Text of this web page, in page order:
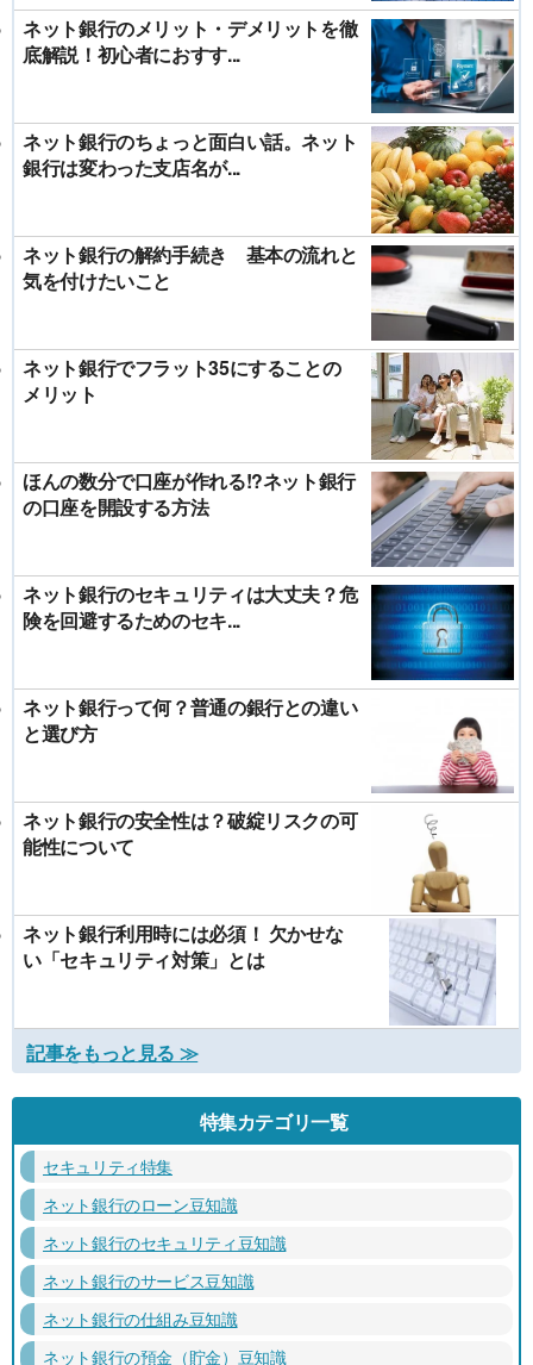
ネット銀行のメリット・デメリットを徹
底解説！初心者におすす...
ネット銀行のちょっと面白い話。ネット
銀行は変わった支店名が...
ネット銀行の解約手続き 基本の流れと
気を付けたいこと
ネット銀行でフラット35にすることの
メリット
ほんの数分で口座が作れる!?ネット銀行
の口座を開設する方法
ネット銀行のセキュリティは大丈夫？危
険を回避するためのセキ...
ネット銀行って何？普通の銀行との違い
と選び方
ネット銀行の安全性は？破綻リスクの可
能性について
ネット銀行利用時には必須！ 欠かせな
い「セキュリティ対策」とは
記事をもっと見る ≫
特集カテゴリ一覧
セキュリティ特集
ネット銀行のローン豆知識
ネット銀行のセキュリティ豆知識
ネット銀行のサービス豆知識
ネット銀行の仕組み豆知識
ネット銀行の預金（貯金）豆知識